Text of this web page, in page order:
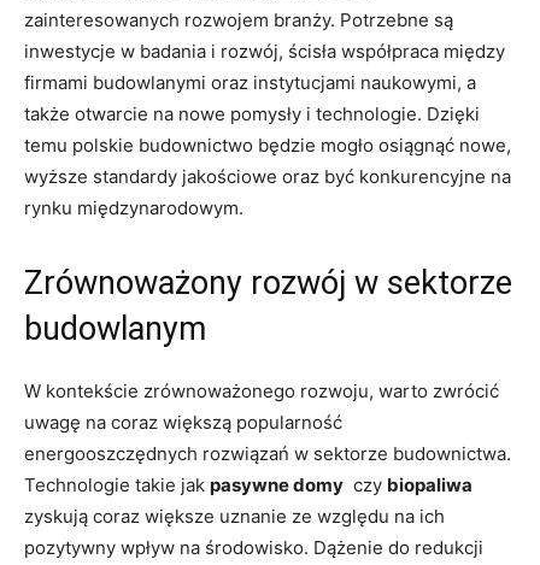
zainteresowanych⁢ rozwojem branży. Potrzebne są
inwestycje w badania i rozwój, ścisła współpraca między
firmami budowlanymi oraz instytucjami naukowymi, a
także otwarcie na nowe pomysły ‌i technologie. Dzięki
temu polskie budownictwo będzie mogło osiągnąć nowe,
wyższe standardy jakościowe oraz być konkurencyjne na
rynku międzynarodowym.
Zrównoważony⁣ rozwój w sektorze
budowlanym
W kontekście zrównoważonego rozwoju, warto zwrócić
uwagę na coraz większą popularność
energooszczędnych rozwiązań w sektorze budownictwa.
Technologie takie jak pasywne domy ⁤ czy biopaliwa
zyskują coraz większe uznanie ze względu na ich
pozytywny wpływ na środowisko. Dążenie do redukcji